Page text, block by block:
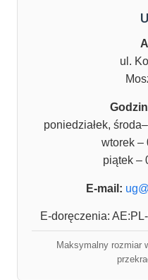
ul.
poniedziałek,
wtorek –
piątek –
E-mail:
E-doręczenia:
Maksymalny rozmiar